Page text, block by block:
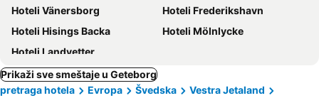
Hoteli Vänersborg
Hoteli Frederikshavn
Hoteli Hisings Backa
Hoteli Mölnlycke
Hoteli Landvetter
Prikaži sve smeštaje u Geteborg
pretraga hotela
Evropa Švedska
Vestra Jetaland